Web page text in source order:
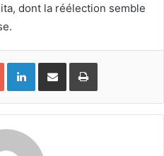
dont la réélection semble
Google+LinkedinPartager par email Imprimer